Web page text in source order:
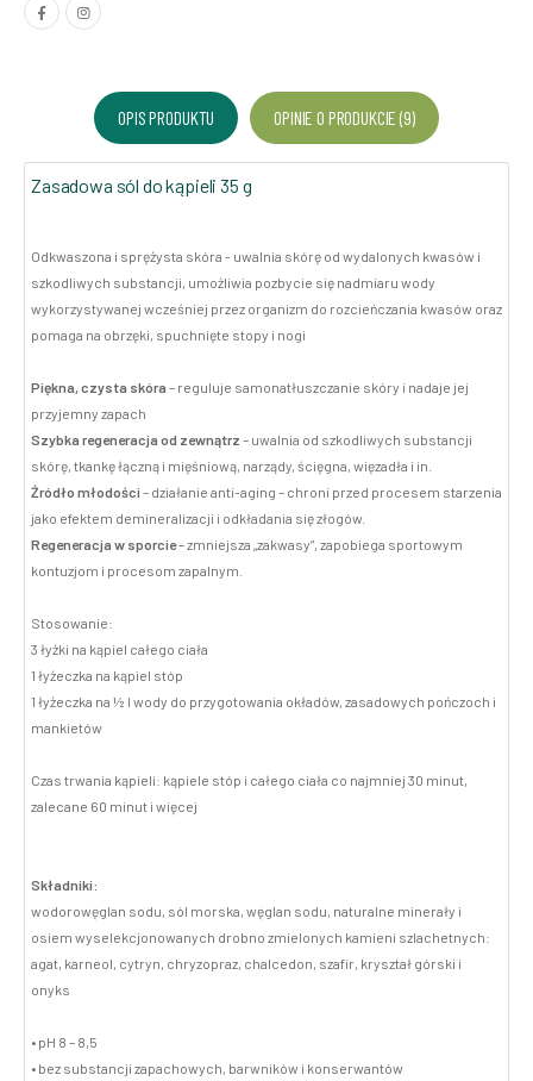
OPIS PRODUKTU OPINIE O PRODUKCIE (9)
Zasadowa sól do kąpieli 35 g
Odkwaszona i sprężysta skóra - uwalnia skórę od wydalonych kwasów i
szkodliwych substancji, umożliwia pozbycie się nadmiaru wody
wykorzystywanej wcześniej przez organizm do rozcieńczania kwasów oraz
pomaga na obrzęki, spuchnięte stopy i nogi
Piękna, czysta skóra – reguluje samonatłuszczanie skóry i nadaje jej
przyjemny zapach
Szybka regeneracja od zewnątrz – uwalnia od szkodliwych substancji
skórę, tkankę łączną i mięśniową, narządy, ścięgna, więzadła i in.
Źródło młodości – działanie anti-aging – chroni przed procesem starzenia
jako efektem demineralizacji i odkładania się złogów.
Regeneracja w sporcie– zmniejsza „zakwasy”, zapobiega sportowym
kontuzjom i procesom zapalnym.
Stosowanie:
3 łyżki na kąpiel całego ciała
1 łyżeczka na kąpiel stóp
1 łyżeczka na ½ l wody do przygotowania okładów, zasadowych pończoch i
mankietów
Czas trwania kąpieli: kąpiele stóp i całego ciała co najmniej 30 minut,
zalecane 60 minut i więcej
Składniki:
wodorowęglan sodu, sól morska, węglan sodu, naturalne minerały i
osiem wyselekcjonowanych drobno zmielonych kamieni szlachetnych:
agat, karneol, cytryn, chryzopraz, chalcedon, szafir, kryształ górski i
onyks
• pH 8 – 8,5
• bez substancji zapachowych, barwników i konserwantów